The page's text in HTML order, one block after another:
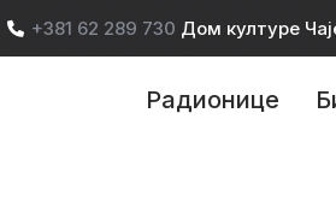
+381 62 289 730 Дом културе
Радионице